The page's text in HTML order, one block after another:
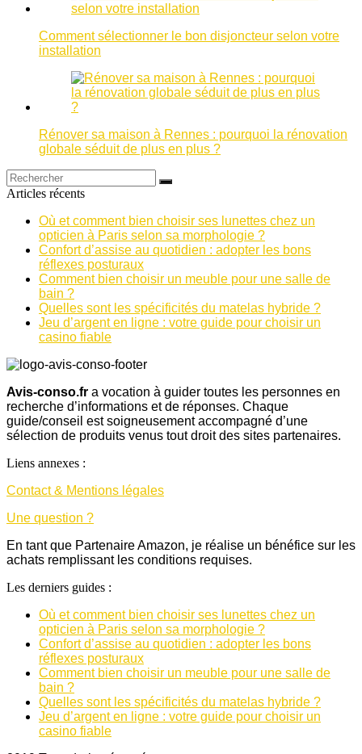
Comment sélectionner le bon disjoncteur selon votre
installation
Rénover sa maison à Rennes : pourquoi la rénovation
globale séduit de plus en plus ?
Articles récents
Où et comment bien choisir ses lunettes chez un
opticien à Paris selon sa morphologie ?
Confort d’assise au quotidien : adopter les bons
réflexes posturaux
Comment bien choisir un meuble pour une salle de
bain ?
Quelles sont les spécificités du matelas hybride ?
Jeu d’argent en ligne : votre guide pour choisir un
casino fiable
Avis-conso.fr a vocation à guider toutes les personnes en
recherche d’informations et de réponses. Chaque
guide/conseil est soigneusement accompagné d’une
sélection de produits venus tout droit des sites partenaires.
Liens annexes :
Contact & Mentions légales
Une question ?
En tant que Partenaire Amazon, je réalise un bénéfice sur les
achats remplissant les conditions requises.
Les derniers guides :
Où et comment bien choisir ses lunettes chez un
opticien à Paris selon sa morphologie ?
Confort d’assise au quotidien : adopter les bons
réflexes posturaux
Comment bien choisir un meuble pour une salle de
bain ?
Quelles sont les spécificités du matelas hybride ?
Jeu d’argent en ligne : votre guide pour choisir un
casino fiable